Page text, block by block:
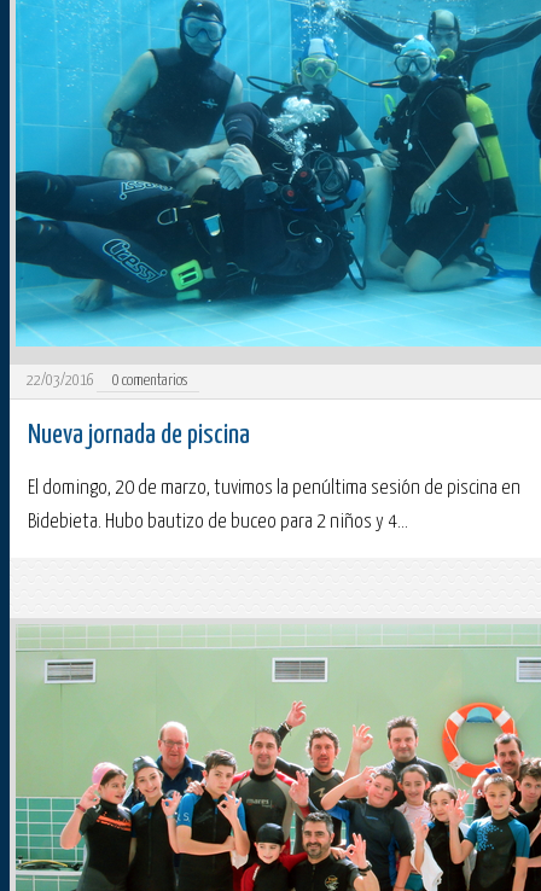
22/03/2016 0 comentarios
Nueva jornada de piscina
El domingo, 20 de marzo, tuvimos la penúltima sesión de piscina en
Bidebieta. Hubo bautizo de buceo para 2 niños y 4...